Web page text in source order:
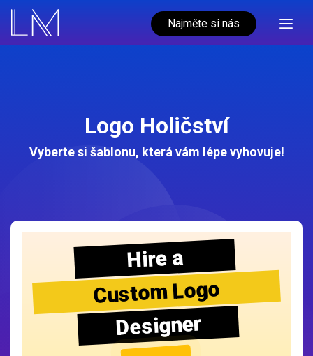
Najměte si nás
Logo Holičství
Vyberte si šablonu, která vám lépe vyhovuje!
Hire a
Custom Logo
Designer